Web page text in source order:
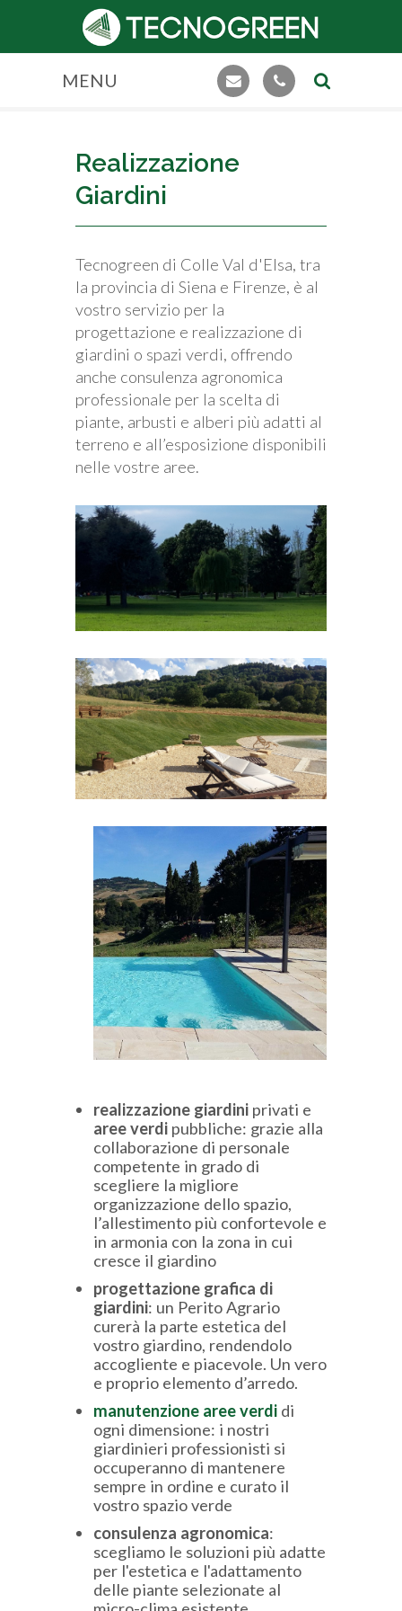
MENU
Realizzazione
Giardini
Tecnogreen di Colle Val d'Elsa, tra
la provincia di Siena e Firenze, è al
vostro servizio per la
progettazione e realizzazione di
giardini o spazi verdi, offrendo
anche consulenza agronomica
professionale per la scelta di
piante, arbusti e alberi più adatti al
terreno e all’esposizione disponibili
nelle vostre aree.
realizzazione giardini privati e
aree verdi pubbliche: grazie alla
collaborazione di personale
competente in grado di
scegliere la migliore
organizzazione dello spazio,
l’allestimento più confortevole e
in armonia con la zona in cui
cresce il giardino
progettazione grafica di
giardini: un Perito Agrario
curerà la parte estetica del
vostro giardino, rendendolo
accogliente e piacevole. Un vero
e proprio elemento d’arredo.
manutenzione aree verdi di
ogni dimensione: i nostri
giardinieri professionisti si
occuperanno di mantenere
sempre in ordine e curato il
vostro spazio verde
consulenza agronomica:
scegliamo le soluzioni più adatte
per l'estetica e l'adattamento
delle piante selezionate al